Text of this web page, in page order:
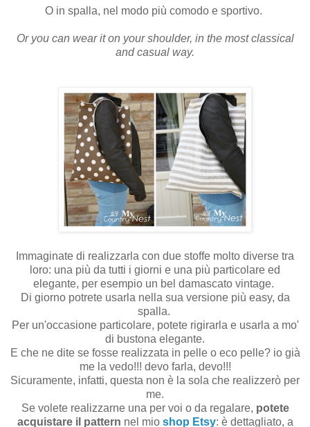
O in spalla, nel modo più comodo e sportivo.
Or you can wear it on your shoulder, in the most classical
and casual way.
Immaginate di realizzarla con due stoffe molto diverse tra
loro: una più da tutti i giorni e una più particolare ed
elegante, per esempio un bel damascato vintage.
Di giorno potrete usarla nella sua versione più easy, da
spalla.
Per un'occasione particolare, potete rigirarla e usarla a mo'
di bustona elegante.
E che ne dite se fosse realizzata in pelle o eco pelle? io già
me la vedo!!! devo farla, devo!!!
Sicuramente, infatti, questa non è la sola che realizzerò per
me.
Se volete realizzarne una per voi o da regalare, potete
acquistare il pattern nel mio shop Etsy: è dettagliato, a